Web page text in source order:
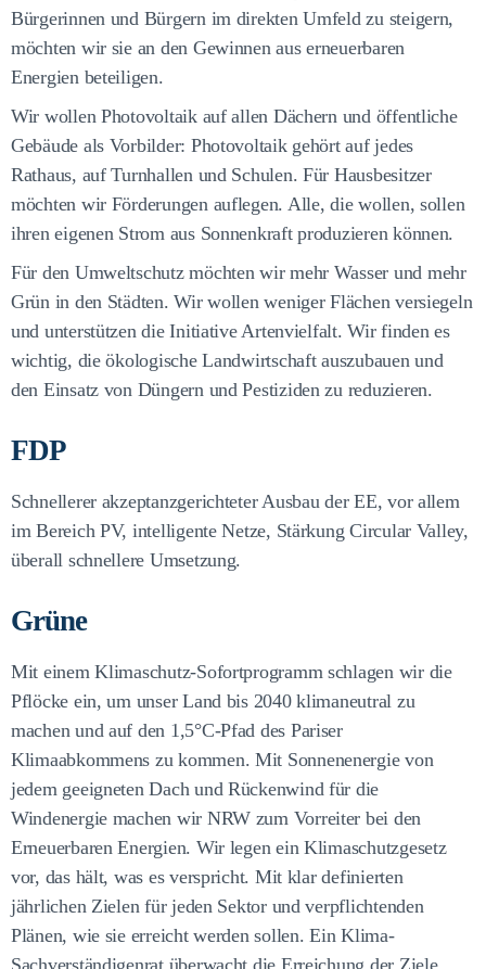
Bürgerinnen und Bürgern im direkten Umfeld zu steigern,
möchten wir sie an den Gewinnen aus erneuerbaren
Energien beteiligen.
Wir wollen Photovoltaik auf allen Dächern und öffentliche
Gebäude als Vorbilder: Photovoltaik gehört auf jedes
Rathaus, auf Turnhallen und Schulen. Für Hausbesitzer
möchten wir Förderungen auflegen. Alle, die wollen, sollen
ihren eigenen Strom aus Sonnenkraft produzieren können.
Für den Umweltschutz möchten wir mehr Wasser und mehr
Grün in den Städten. Wir wollen weniger Flächen versiegeln
und unterstützen die Initiative Artenvielfalt. Wir finden es
wichtig, die ökologische Landwirtschaft auszubauen und
den Einsatz von Düngern und Pestiziden zu reduzieren.
FDP
Schnellerer akzeptanzgerichteter Ausbau der EE, vor allem
im Bereich PV, intelligente Netze, Stärkung Circular Valley,
überall schnellere Umsetzung.
Grüne
Mit einem Klimaschutz-Sofortprogramm schlagen wir die
Pflöcke ein, um unser Land bis 2040 klimaneutral zu
machen und auf den 1,5°C-Pfad des Pariser
Klimaabkommens zu kommen. Mit Sonnenenergie von
jedem geeigneten Dach und Rückenwind für die
Windenergie machen wir NRW zum Vorreiter bei den
Erneuerbaren Energien. Wir legen ein Klimaschutzgesetz
vor, das hält, was es verspricht. Mit klar definierten
jährlichen Zielen für jeden Sektor und verpflichtenden
Plänen, wie sie erreicht werden sollen. Ein Klima-
Sachverständigenrat überwacht die Erreichung der Ziele.